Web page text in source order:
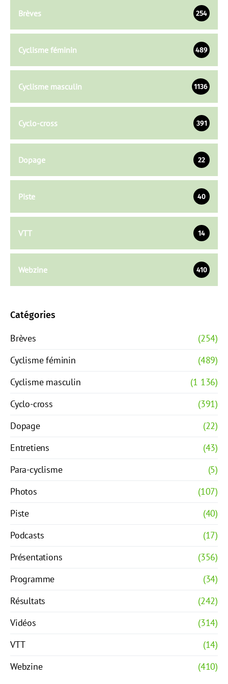
Brèves 254
Cyclisme féminin 489
Cyclisme masculin 1136
Cyclo-cross 391
Dopage 22
Piste 40
VTT 14
Webzine 410
Catégories
Brèves
(254)
Cyclisme féminin
(489)
Cyclisme masculin
(1 136)
Cyclo-cross
(391)
Dopage
(22)
Entretiens
(43)
Para-cyclisme
(5)
Photos
(107)
Piste
(40)
Podcasts
(17)
Présentations
(356)
Programme
(34)
Résultats
(242)
Vidéos
(314)
VTT
(14)
Webzine
(410)